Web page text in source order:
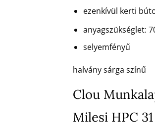
ezenkívül kerti
anyagszükséglet:
selyemfényű
halvány sárga színű
Clou
Milesi HPC